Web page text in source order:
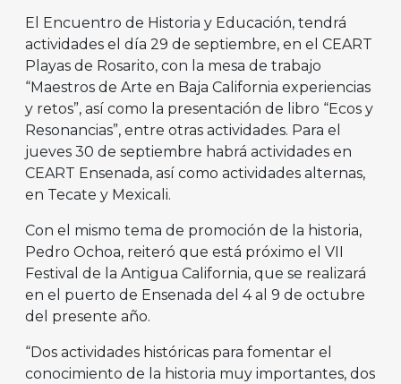
El Encuentro de Historia y Educación, tendrá
actividades el día 29 de septiembre, en el CEART
Playas de Rosarito, con la mesa de trabajo
“Maestros de Arte en Baja California experiencias
y retos”, así como la presentación de libro “Ecos y
Resonancias”, entre otras actividades. Para el
jueves 30 de septiembre habrá actividades en
CEART Ensenada, así como actividades alternas,
en Tecate y Mexicali.
Con el mismo tema de promoción de la historia,
Pedro Ochoa, reiteró que está próximo el VII
Festival de la Antigua California, que se realizará
en el puerto de Ensenada del 4 al 9 de octubre
del presente año.
“Dos actividades históricas para fomentar el
conocimiento de la historia muy importantes, dos